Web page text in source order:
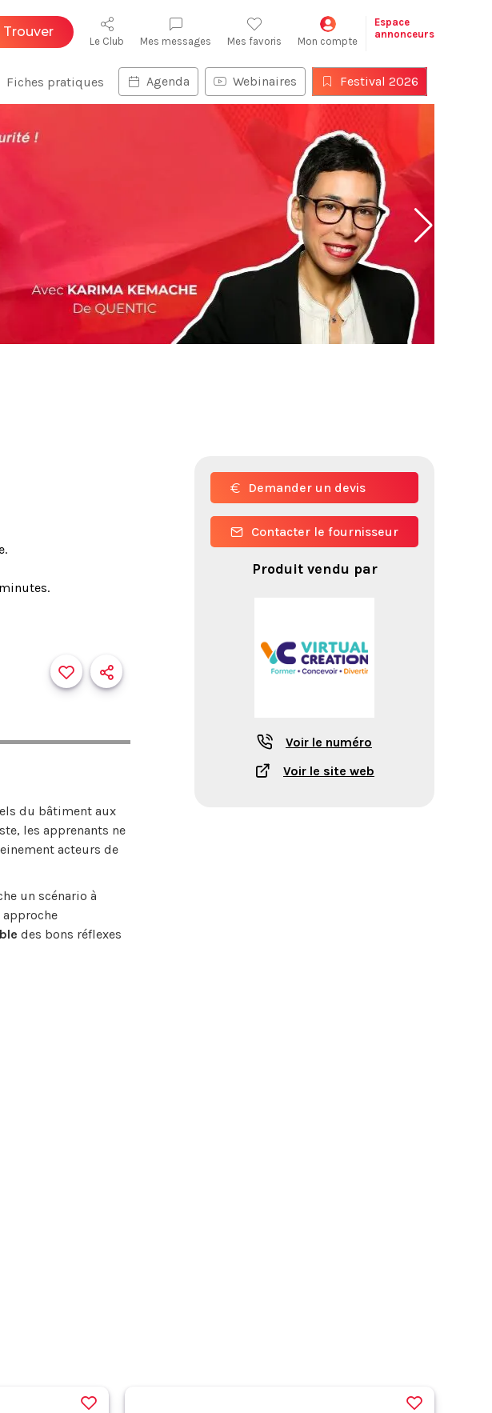
Trouver
Le Club Mes messages Mes favoris Mon compte
Espace
annonceurs
Fiches pratiques Agenda Webinaires Festival 2026
du bâtiment aux
les apprenants ne
acteurs de
un scénario à
des bons réflexes
Demander un devis
Contacter le fournisseur
Produit vendu par
Voir le numéro
Voir le site web